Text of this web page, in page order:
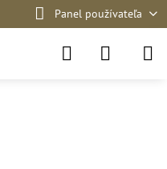
Panel používateľa